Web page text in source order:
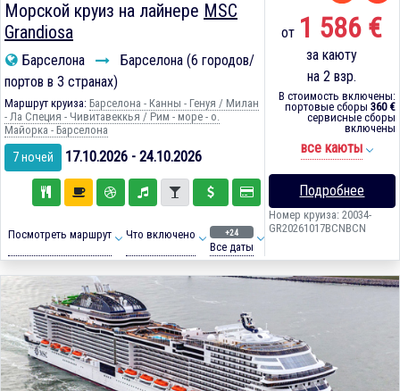
Морской круиз на лайнере MSC
Grandiosa
Барселона
Барселона (6 городов/
портов в 3 странах)
Маршрут круиза: Барселона - Канны - Генуя / Милан
- Ла Специя - Чивитавеккья / Рим - море - о.
Майорка - Барселона
7 ночей 17.10.2026 - 24.10.2026
Посмотреть маршрут Что включено +24
Все даты
от 1 586 €
за каюту
на 2 взр.
В стоимость включены:
портовые сборы 360 €
сервисные сборы
включены
все каюты
Подробнее
Номер круиза: 20034-
GR20261017BCNBCN